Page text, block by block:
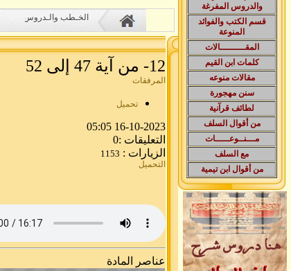
والدروس المفرغة
قسم الكتب والفوائد
المنوعة
المقـــــــــالات
كلمات ابن القيم
مقالات منوعه
سنن مهجورة
لطائف قرآنية
من أقوال السلف
مـــنــوعـــــات
مع السلف
من أقوال ابن تيمية
الخـطب والـدروس
12- من آية 47 إلى 52
المرفقات
تحميل
16-10-2023 05:05
التعليقات :0
الزيارات : 1153
التحميل
عناصر المادة